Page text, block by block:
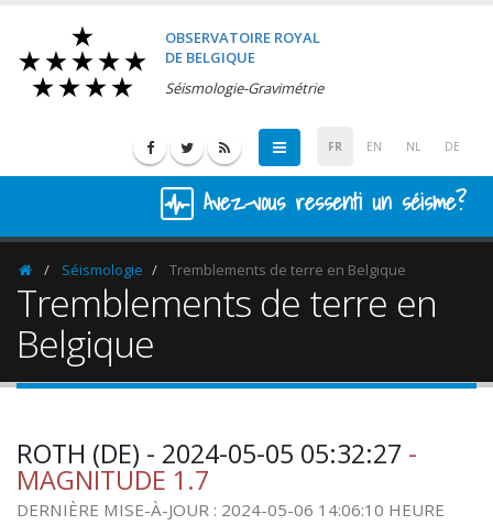
OBSERVATOIRE ROYAL
DE BELGIQUE
Séismologie-Gravimétrie
FR EN NL DE
Avez-vous ressenti un séisme?
HomepageSéismologie Tremblements de terre en Belgique
Tremblements de terre en
Belgique
ROTH (DE) - 2024-05-05 05:32:27 -
MAGNITUDE 1.7
DERNIÈRE MISE-À-JOUR : 2024-05-06 14:06:10 HEURE